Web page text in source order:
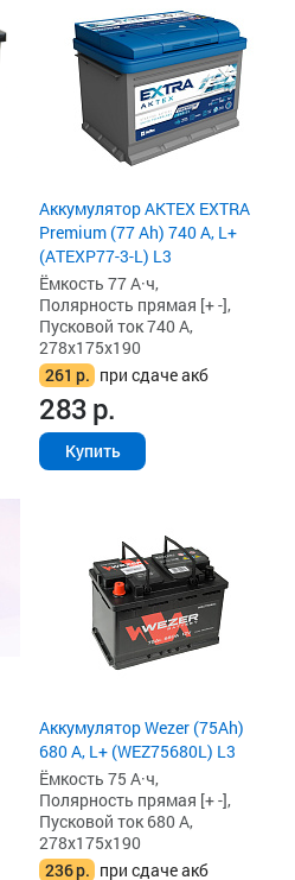
Аккумулятор AKTEX EXTRA
Premium (77 Ah) 740 А, L+
(ATEXP77-3-L) L3
Ёмкость 77 А·ч,
Полярность прямая [+ -],
Пусковой ток 740 А,
278x175x190
261 р. при сдаче акб
283р.
Купить
Аккумулятор Wezer (75Ah)
680 А, L+ (WEZ75680L) L3
Ёмкость 75 А·ч,
Полярность прямая [+ -],
Пусковой ток 680 А,
278x175x190
236р. при сдаче акб